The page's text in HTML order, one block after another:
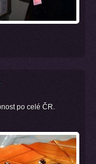
po celé ČR.